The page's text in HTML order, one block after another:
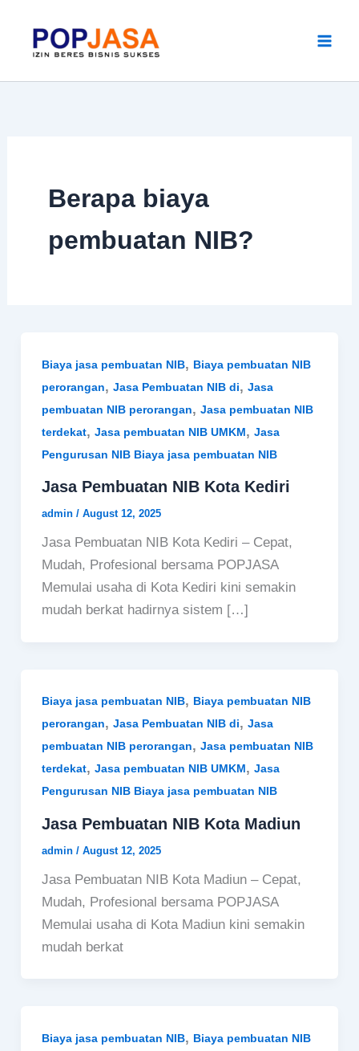
content
Berapa biaya
pembuatan NIB?
Biaya jasa pembuatan NIB, Biaya pembuatan NIB
perorangan, Jasa Pembuatan NIB di, Jasa
pembuatan NIB perorangan, Jasa pembuatan NIB
terdekat, Jasa pembuatan NIB UMKM, Jasa
Pengurusan NIB Biaya jasa pembuatan NIB
Jasa Pembuatan NIB Kota Kediri
admin / August 12, 2025
Jasa Pembuatan NIB Kota Kediri – Cepat,
Mudah, Profesional bersama POPJASA
Memulai usaha di Kota Kediri kini semakin
mudah berkat hadirnya sistem […]
Biaya jasa pembuatan NIB, Biaya pembuatan NIB
perorangan, Jasa Pembuatan NIB di, Jasa
pembuatan NIB perorangan, Jasa pembuatan NIB
terdekat, Jasa pembuatan NIB UMKM, Jasa
Pengurusan NIB Biaya jasa pembuatan NIB
Jasa Pembuatan NIB Kota Madiun
admin / August 12, 2025
Jasa Pembuatan NIB Kota Madiun – Cepat,
Mudah, Profesional bersama POPJASA
Memulai usaha di Kota Madiun kini semakin
mudah berkat
Biaya jasa pembuatan NIB, Biaya pembuatan NIB